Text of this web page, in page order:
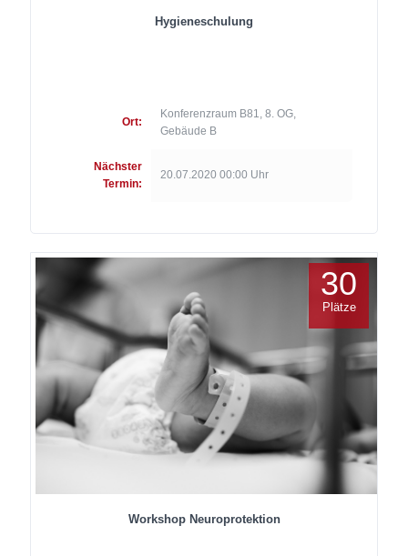
Hygieneschulung
Ort:
Konferenzraum B81, 8. OG,
Gebäude B
Nächster
Termin:
20.07.2020 00:00 Uhr
Workshop Neuroprotektion
30
Plätze